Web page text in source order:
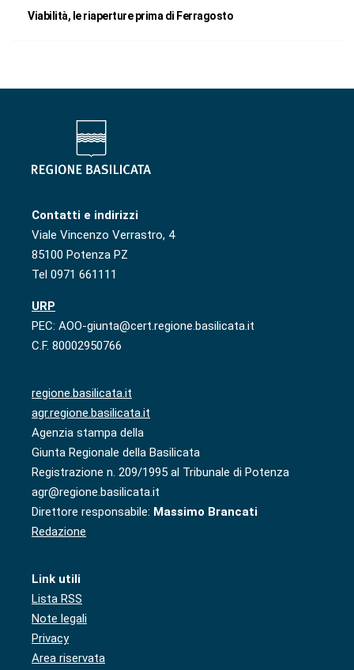
Viabilità, le riaperture prima di Ferragosto
Contatti e indirizzi
Viale Vincenzo Verrastro, 4
85100 Potenza PZ
Tel 0971 661111
URP
PEC: AOO-giunta@cert.regione.basilicata.it
C.F. 80002950766
regione.basilicata.it
agr.regione.basilicata.it
Agenzia stampa della
Giunta Regionale della Basilicata
Registrazione n. 209/1995 al Tribunale di Potenza
agr@regione.basilicata.it
Direttore responsabile: Massimo Brancati
Redazione
Link utili
Lista RSS
Note legali
Privacy
Area riservata